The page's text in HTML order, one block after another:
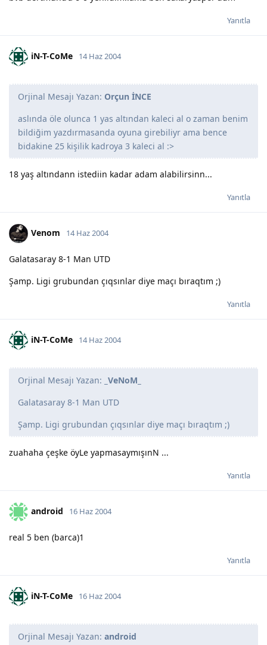
Yanıtla
iN-T-CoMe 14 Haz 2004
Orjinal Mesajı Yazan: Orçun İNCE
aslında öle olunca 1 yas altından kaleci al o zaman benim
bildiğim yazdırmasanda oyuna girebiliyr ama bence
bidakine 25 kişilik kadroya 3 kaleci al :>
18 yaş altındann istediin kadar adam alabilirsinn...
Yanıtla
Venom 14 Haz 2004
Galatasaray 8-1 Man UTD
Şamp. Ligi grubundan çıqsınlar diye maçı bıraqtım ;)
Yanıtla
iN-T-CoMe 14 Haz 2004
Orjinal Mesajı Yazan: _VeNoM_
Galatasaray 8-1 Man UTD
Şamp. Ligi grubundan çıqsınlar diye maçı bıraqtım ;)
zuahaha çeşke öyLe yapmasaymışınN ...
Yanıtla
android 16 Haz 2004
real 5 ben (barca)1
Yanıtla
iN-T-CoMe 16 Haz 2004
Orjinal Mesajı Yazan: android